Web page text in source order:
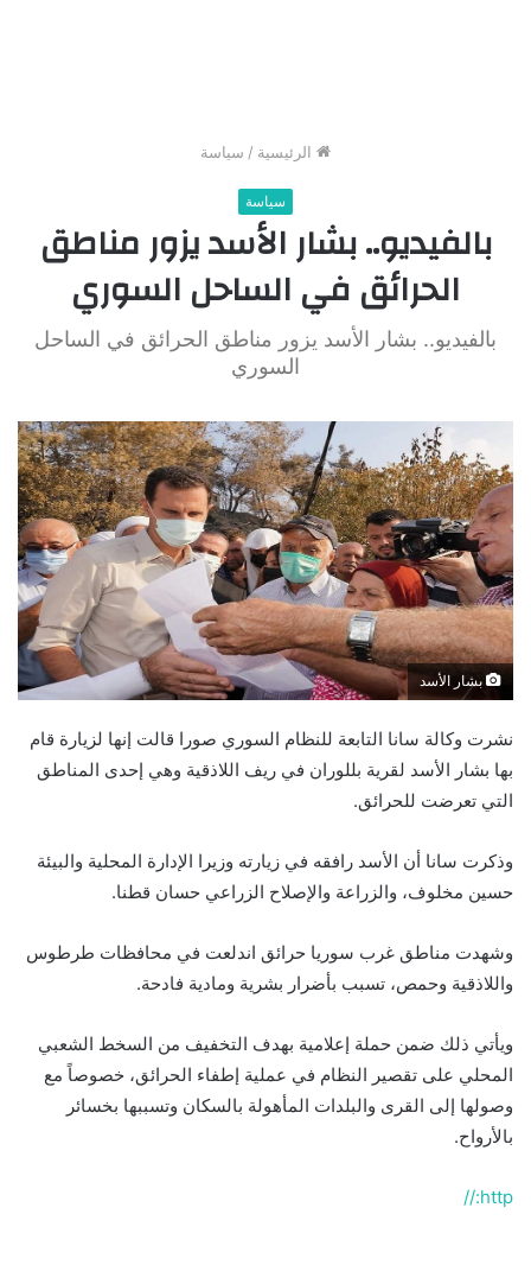
الرئيسية / سياسة
سياسة
بالفيديو.. بشار الأسد يزور مناطق
الحرائق في الساحل السوري
بالفيديو.. بشار الأسد يزور مناطق الحرائق في الساحل
السوري
بشار الأسد
نشرت وكالة سانا التابعة للنظام السوري صورا قالت إنها لزيارة قام
بها بشار الأسد لقرية بللوران في ريف اللاذقية وهي إحدى المناطق
التي تعرضت للحرائق.
وذكرت سانا أن الأسد رافقه في زيارته وزيرا الإدارة المحلية والبيئة
حسين مخلوف، والزراعة والإصلاح الزراعي حسان قطنا.
وشهدت مناطق غرب سوريا حرائق اندلعت في محافظات طرطوس
واللاذقية وحمص، تسبب بأضرار بشرية ومادية فادحة.
ويأتي ذلك ضمن حملة إعلامية بهدف التخفيف من السخط الشعبي
المحلي على تقصير النظام في عملية إطفاء الحرائق، خصوصاً مع
وصولها إلى القرى والبلدات المأهولة بالسكان وتسببها بخسائر
بالأرواح.
http://